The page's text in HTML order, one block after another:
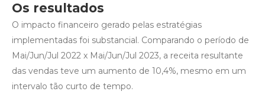
Os resultados
O impacto financeiro gerado pelas estratégias
implementadas foi substancial. Comparando o período de
Mai/Jun/Jul 2022 x Mai/Jun/Jul 2023, a receita resultante
das vendas teve um aumento de 10,4%, mesmo em um
intervalo tão curto de tempo.